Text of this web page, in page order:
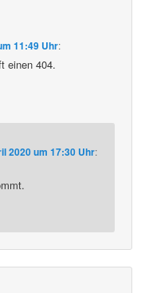
11:49 Uhr:
einen 404.
2020 um 17:30 Uhr: